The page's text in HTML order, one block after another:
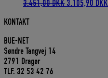
3.451,00DKK Den
3.105,90 DKK
KONTAKT
BUE-NET
Søndre Tangvej 14
2791 Dragør
TLF. 32 53 42 76